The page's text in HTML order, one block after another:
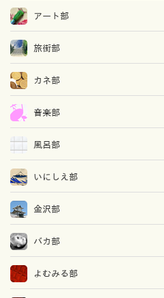
アート部
旅街部
カネ部
音楽部
風呂部
いにしえ部
金沢部
バカ部
よむみる部